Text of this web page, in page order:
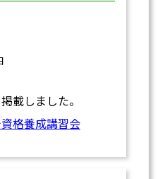
載しました。
格養成講習会